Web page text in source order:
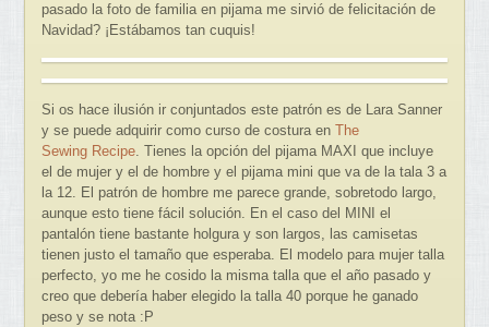
pasado la foto de familia en pijama me sirvió de felicitación de
Navidad? ¡Estábamos tan cuquis!
Si os hace ilusión ir conjuntados este patrón es de Lara Sanner
y se puede adquirir como curso de costura enThe
Sewing Recipe. Tienes la opción del pijama MAXI que incluye
el de mujer y el de hombre y el pijama mini que va de la tala 3 a
la 12. El patrón de hombre me parece grande, sobretodo largo,
aunque esto tiene fácil solución. En el caso del MINI el
pantalón tiene bastante holgura y son largos, las camisetas
tienen justo el tamaño que esperaba. El modelo para mujer talla
perfecto, yo me he cosido la misma talla que el año pasado y
creo que debería haber elegido la talla 40 porque he ganado
peso y se nota :P